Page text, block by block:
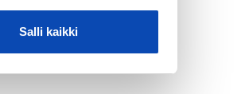
Salli kaikki